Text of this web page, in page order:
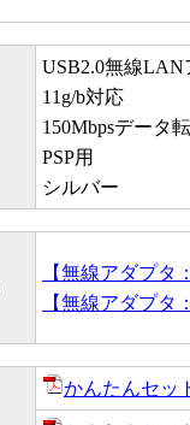
USB2.0無線LAN
11g/b対応
150Mbpsデータ
PSP用
シルバー
【無線アダプタ
【無線アダプタ
かんたんセッ